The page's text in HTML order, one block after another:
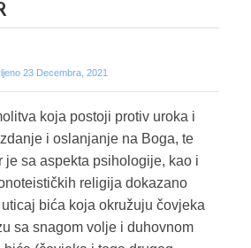
23 Decembra, 2021
koja postoji protiv uroka i
i oslanjanje na Boga, te
je sa aspekta psihologije, kao i
religija dokazano
bića koja okružuju čovjeka
sa snagom volje i duhovnom